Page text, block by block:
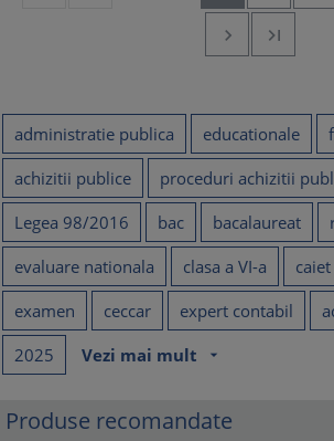


administratie publica educationale
achizitii publice
proceduri achizitii
Legea 98/2016
bac bacalaureat
evaluare nationala
clasa a VI-a
examen
ceccar expert contabil
2025
Vezi mai mult arrow_drop_down
Produse recomandate